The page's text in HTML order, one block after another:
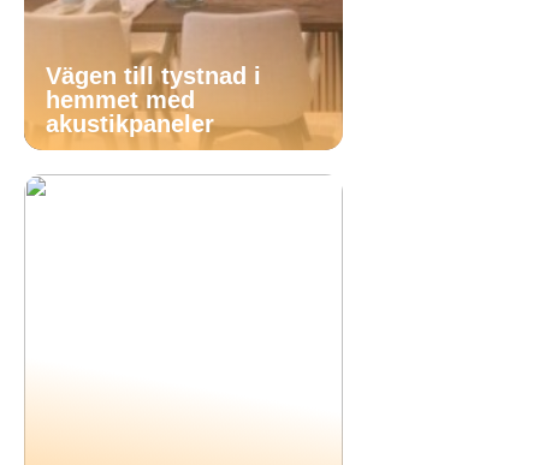
Vägen till tystnad i
hemmet med
akustikpaneler